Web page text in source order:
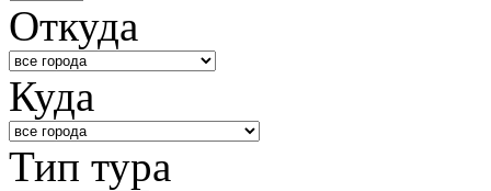
Откуда
Куда
Тип тура